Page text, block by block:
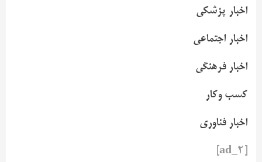
اخبار پزشکی
اخبار اجتماعی
اخبار فرهنگی
کسب وکار
اخبار فناوری